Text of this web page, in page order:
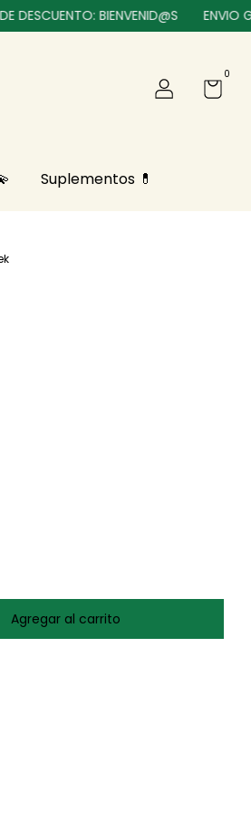
BIENVENID@S ENVIO GRATIS
0
Suplementos 💊